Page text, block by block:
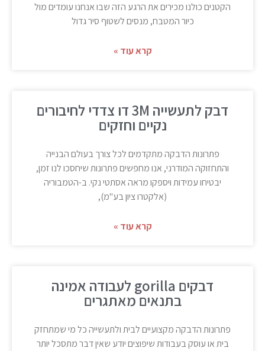
הקטנים כולנו מכירים את הרגע הזה שבו אנחנו עומדים מול
כיור המטבח, מנסים לשטוף סיר גדול
קרא עוד »
דבק לתעשייה 3M דו צדדי לחיבורים
נקיים וחזקים
פתרונות הדבקה מתקדמים לכל צורך בעולם הבנייה
והתחזוקה המודרני, אנו מחפשים פתרונות שיחסכו לנו זמן,
יבטיחו עמידות ויספקו מראה אסתטי נקי. ב-הטמבוריה
(אלקטרו ציון בע"מ),
קרא עוד »
דבקים gorilla לעבודה אמינה
בתנאים מאתגרים
פתרונות הדבקה מקצועיים לבית ולתעשייה כל מי שמתחזק
בית או עוסק בעבודות שיפוצים יודע שאין דבר מתסכל יותר